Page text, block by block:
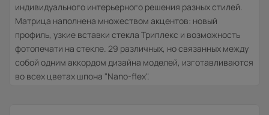
индивидуального интерьерного решения разных стилей.
Матрица наполнена множеством акцентов: новый
профиль, узкие вставки стекла Триплекс и возможность
фотопечати на стекле. 29 различных, но связанных между
собой одним аккордом дизайна моделей, изготавливаются
во всех цветах шпона "Nano-flex".